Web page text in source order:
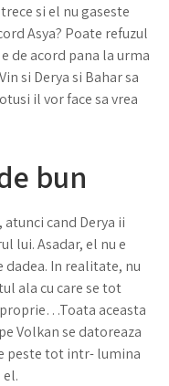
si el nu gaseste
Asya? Poate refuzul
de acord pana la urma
si Derya si Bahar sa
il vor face sa vrea
bun
cand Derya ii
lui. Asadar, el nu e
dadea. In realitate, nu
ala cu care se tot
aceasta
Volkan se datoreaza
peste tot intr- lumina